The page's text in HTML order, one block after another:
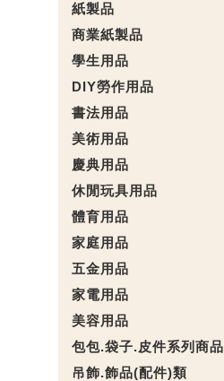
紙製品
商業紙製品
學生用品
DIY勞作用品
書法用品
美術用品
慶典用品
休閒玩具用品
體育用品
家庭用品
五金用品
家電用品
美容用品
包包.袋子.皮件系列商品
吊飾.飾品(配件)類